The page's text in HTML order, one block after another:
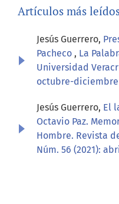
Artículos más
Jesús Guerrero,
Pacheco , La
Universidad
octubre-diciembre
Jesús Guerrero, El
Octavio Paz.
Hombre. Revista
Núm. 56 (2021):